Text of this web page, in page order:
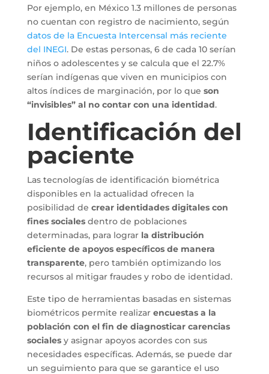
Por ejemplo, en México 1.3 millones de personas
no cuentan con registro de nacimiento, según
datos de la Encuesta Intercensal más reciente
del INEGI. De estas personas, 6 de cada 10 serían
niños o adolescentes y se calcula que el 22.7%
serían indígenas que viven en municipios con
altos índices de marginación, por lo que son
“invisibles” al no contar con una identidad.
Identificación del
paciente
Las tecnologías de identificación biométrica
disponibles en la actualidad ofrecen la
posibilidad de crear identidades digitales con
fines socialesdentro de poblaciones
determinadas, para lograr la distribución
eficiente de apoyos específicos de manera
transparente, pero también optimizando los
recursos al mitigar fraudes y robo de identidad.
Este tipo de herramientas basadas en sistemas
biométricos permite realizar encuestas a la
población con el fin de diagnosticar carencias
socialesy asignar apoyos acordes con sus
necesidades específicas. Además, se puede dar
un seguimiento para que se garantice el uso